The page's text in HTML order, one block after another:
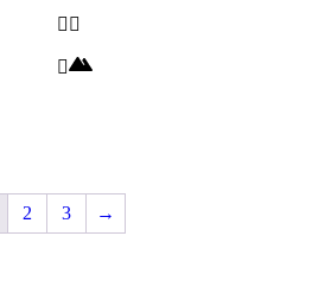
2 3 →